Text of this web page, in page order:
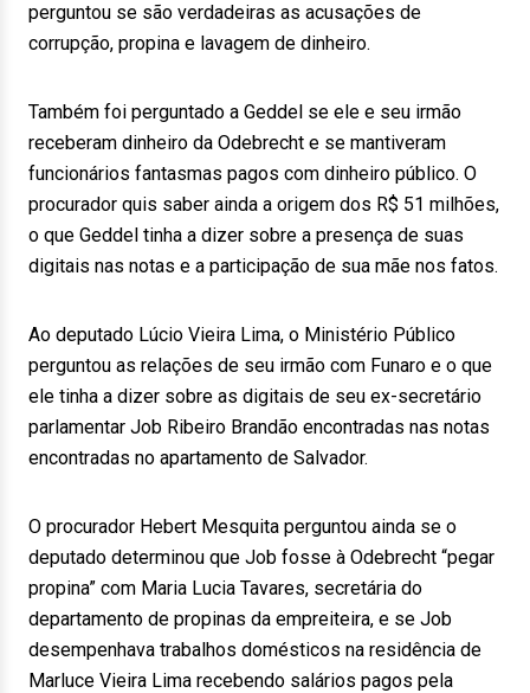
perguntou se são verdadeiras as acusações de
corrupção, propina e lavagem de dinheiro.
Também foi perguntado a Geddel se ele e seu irmão
receberam dinheiro da Odebrecht e se mantiveram
funcionários fantasmas pagos com dinheiro público. O
procurador quis saber ainda a origem dos R$ 51 milhões,
o que Geddel tinha a dizer sobre a presença de suas
digitais nas notas e a participação de sua mãe nos fatos.
Ao deputado Lúcio Vieira Lima, o Ministério Público
perguntou as relações de seu irmão com Funaro e o que
ele tinha a dizer sobre as digitais de seu ex-secretário
parlamentar Job Ribeiro Brandão encontradas nas notas
encontradas no apartamento de Salvador.
O procurador Hebert Mesquita perguntou ainda se o
deputado determinou que Job fosse à Odebrecht “pegar
propina” com Maria Lucia Tavares, secretária do
departamento de propinas da empreiteira, e se Job
desempenhava trabalhos domésticos na residência de
Marluce Vieira Lima recebendo salários pagos pela